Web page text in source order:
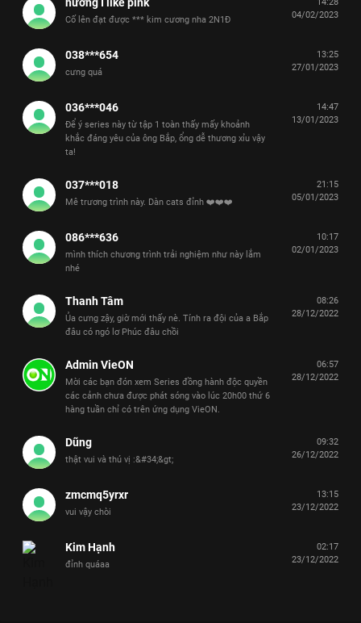
Cố lên đạt được *** kim cương nha 2N1Đ
04/02/2023
038***654
cưng quá
13:25
27/01/2023
036***046
Để ý series này từ tập 1 toàn thấy mấy khoảnh
khắc đáng yêu của ông Bắp, ổng dễ thương xỉu vậy
ta!
14:47
13/01/2023
037***018
Mê trương trình này. Dàn cats đỉnh ❤️❤️❤️
21:15
05/01/2023
086***636
mình thích chương trình trải nghiệm như này lắm
nhé
10:17
02/01/2023
Thanh Tâm
Ủa cưng zậy, giờ mới thấy nè. Tính ra đội của a Bắp
đâu có ngó lơ Phúc đâu chồi
08:26
28/12/2022
Admin VieON
Mời các bạn đón xem Series đồng hành độc quyền
các cảnh chưa được phát sóng vào lúc 20h00 thứ 6
hàng tuần chỉ có trên ứng dụng VieON.
06:57
28/12/2022
Dũng
thật vui và thú vị :&#34;&gt;
09:32
26/12/2022
zmcmq5yrxr
vui vậy chòi
13:15
23/12/2022
Kim Hạnh
đỉnh quáaa
02:17
23/12/2022